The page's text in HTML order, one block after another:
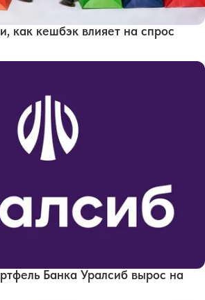
как кешбэк влияет на спрос
Банка Уралсиб вырос на